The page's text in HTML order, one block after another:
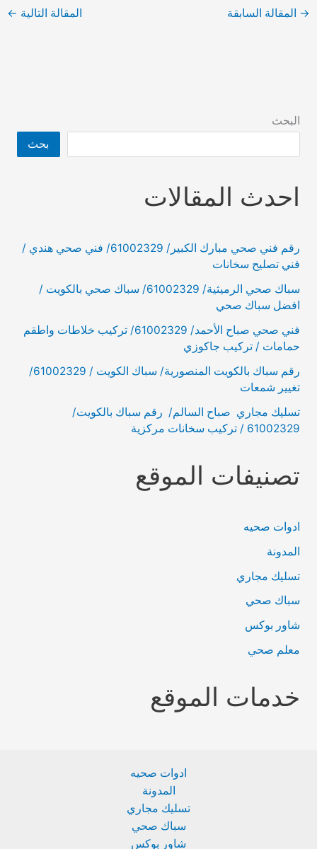
→ المقالة السابقة المقالة التالية ←
البحث
بحث
احدث المقالات
رقم فني صحي مبارك الكبير/ 61002329/ فني صحي هندي /
فني تصليح سخانات
سباك صحي الرميثية/ 61002329/ سباك صحي بالكويت /
افضل سباك صحي
فني صحي صباح الأحمد/ 61002329/ تركيب خلاطات واطقم
حمامات / تركيب جاكوزي
رقم سباك بالكويت المنصورية/ سباك الكويت / 61002329/
تغيير شمعات
تسليك مجاري صباح السالم/ رقم سباك بالكويت/
61002329 / تركيب سخانات مركزية
تصنيفات الموقع
ادوات صحيه
المدونة
تسليك مجاري
سباك صحي
شاور بوكس
معلم صحي
خدمات الموقع
ادوات صحيه
المدونة
تسليك مجاري
سباك صحي
شاور بوكس